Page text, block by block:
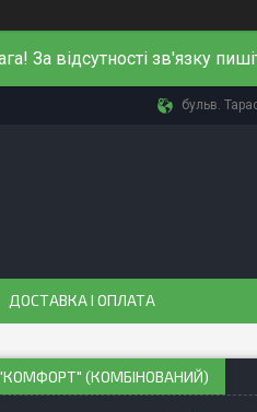
За відсутності зв'язку
бульв.
ДОСТАВКА І ОПЛАТА
(КОМБІНОВАНИЙ)